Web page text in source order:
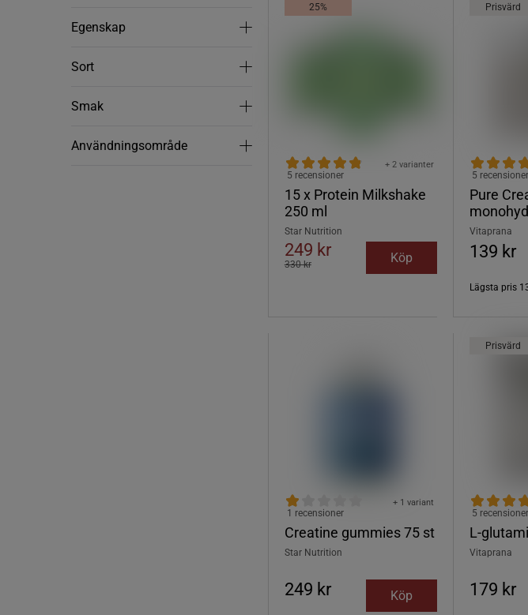
EgenskapEgenskap
SortSort
SmakSmak
AnvändningsområdeAnvändningsområde
25%
15 x Protein Milkshake
250 ml
+ 2 varianter
5 recensioner
Star Nutrition
249 kr
330 kr Köp
Prisvärd
Pure
5 recensioner
Vitaprana
139 kr
Lägsta pris
Creatine gummies 75 st
+ 1 variant
1 recensioner
Star Nutrition
249 kr Köp
Prisvärd
L-
5 recensioner
Vitaprana
179 kr